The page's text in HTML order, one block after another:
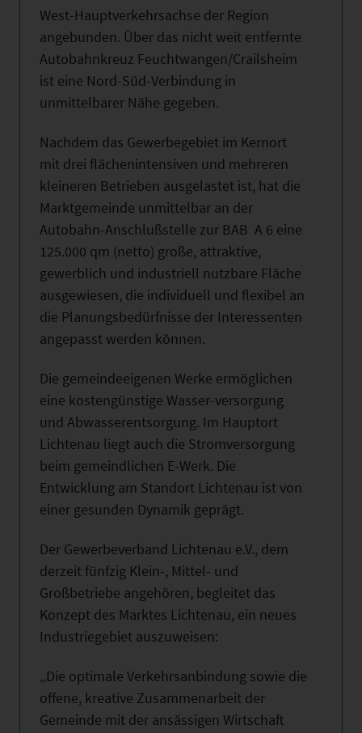
West-Hauptverkehrsachse der Region
angebunden. Über das nicht weit entfernte
Autobahnkreuz Feuchtwangen/Crailsheim
ist eine Nord-Süd-Verbindung in
unmittelbarer Nähe gegeben.
Nachdem das Gewerbegebiet im Kernort
mit drei flächenintensiven und mehreren
kleineren Betrieben ausgelastet ist, hat die
Marktgemeinde unmittelbar an der
Autobahn-Anschlußstelle zur BAB A 6 eine
125.000 qm (netto) große, attraktive,
gewerblich und industriell nutzbare Fläche
ausgewiesen, die individuell und flexibel an
die Planungsbedürfnisse der Interessenten
angepasst werden können.
Die gemeindeeigenen Werke ermöglichen
eine kostengünstige Wasser-versorgung
und Abwasserentsorgung. Im Hauptort
Lichtenau liegt auch die Stromversorgung
beim gemeindlichen E-Werk. Die
Entwicklung am Standort Lichtenau ist von
einer gesunden Dynamik geprägt.
Der Gewerbeverband Lichtenau e.V., dem
derzeit fünfzig Klein-, Mittel- und
Großbetriebe angehören, begleitet das
Konzept des Marktes Lichtenau, ein neues
Industriegebiet auszuweisen:
„Die optimale Verkehrsanbindung sowie die
offene, kreative Zusammenarbeit der
Gemeinde mit der ansässigen Wirtschaft